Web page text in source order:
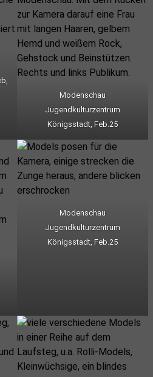
Modenschau
Jugendkulturzentrum
Königsstadt, Feb.25
Modenschau
Jugendkulturzentrum
Königsstadt, Feb.25